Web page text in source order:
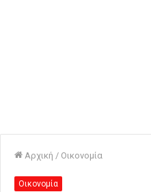
Αρχική / Οικονομία
Οικονομία